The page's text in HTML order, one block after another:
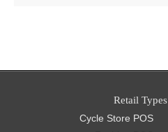
Retail Types
Cycle Store POS